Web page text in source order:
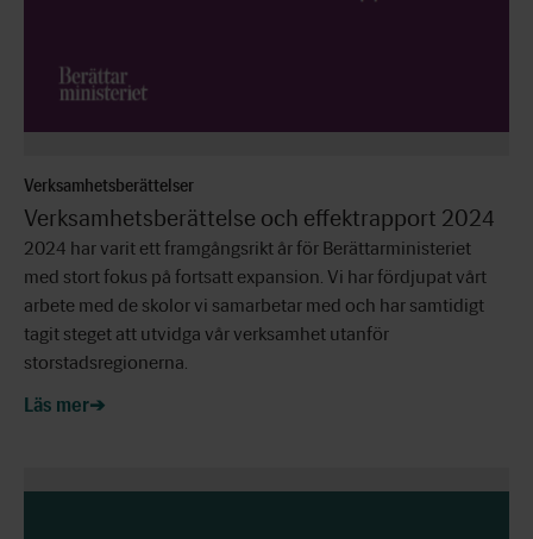
Verksamhetsberättelser
Verksamhetsberättelse och effektrapport 2024
2024 har varit ett framgångsrikt år för Berättarministeriet
med stort fokus på fortsatt expansion. Vi har fördjupat vårt
arbete med de skolor vi samarbetar med och har samtidigt
tagit steget att utvidga vår verksamhet utanför
storstadsregionerna.
Läs mer